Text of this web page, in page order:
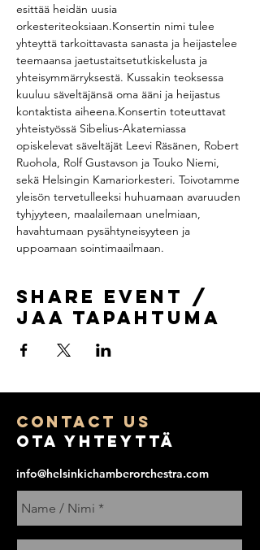
esittää heidän uusia
orkesteriteoksiaan.Konsertin nimi tulee
yhteyttä tarkoittavasta sanasta ja heijastelee
teemaansa jaetustaitsetutkiskelusta ja
yhteisymmärryksestä. Kussakin teoksessa
kuuluu säveltäjänsä oma ääni ja heijastus
kontaktista aiheena.Konsertin toteuttavat
yhteistyössä Sibelius-Akatemiassa
opiskelevat säveltäjät Leevi Räsänen, Robert
Ruohola, Rolf Gustavson ja Touko Niemi,
sekä Helsingin Kamariorkesteri. Toivotamme
yleisön tervetulleeksi huhuamaan avaruuden
tyhjyyteen, maalailemaan unelmiaan,
havahtumaan pysähtyneisyyteen ja
uppoamaan sointimaailmaan.
Share Event /
Jaa tapahtuma
COntact us
Ota yhteyttä
info@helsinkichamberorchestra.com